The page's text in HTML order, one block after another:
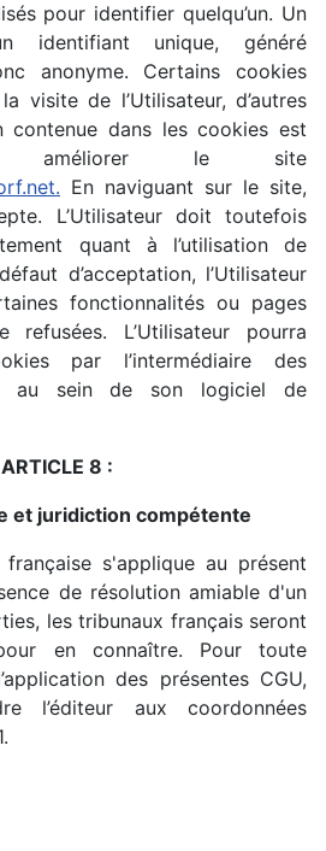
pour identifier quelqu’un. Un
identifiant unique, généré
anonyme. Certains cookies
visite de l’Utilisateur, d’autres
contenue dans les cookies est
améliorer le site
En naviguant sur le site,
L’Utilisateur doit toutefois
quant à l’utilisation de
d’acceptation, l’Utilisateur
fonctionnalités ou pages
L’Utilisateur pourra
par l’intermédiaire des
au sein de son logiciel de
ARTICLE 8 :
et juridiction compétente
s'applique au présent
de résolution amiable d'un
les tribunaux français seront
en connaître. Pour toute
des présentes CGU,
l’éditeur aux coordonnées